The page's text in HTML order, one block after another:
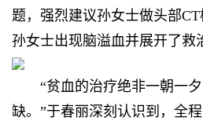
题，强烈建议孙女士做头部
孙女士出现脑溢血并展开了救
“贫血的治疗绝非一朝一
缺。”于春丽深刻认识到，全